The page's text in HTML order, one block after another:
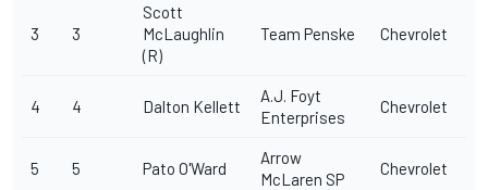
3 3
Scott
McLaughlin
(R)
Team Penske Chevrolet
4 4 Dalton Kellett
A.J. Foyt
Enterprises
Chevrolet
5 5 Pato O'Ward
Arrow
McLaren SP
Chevrolet